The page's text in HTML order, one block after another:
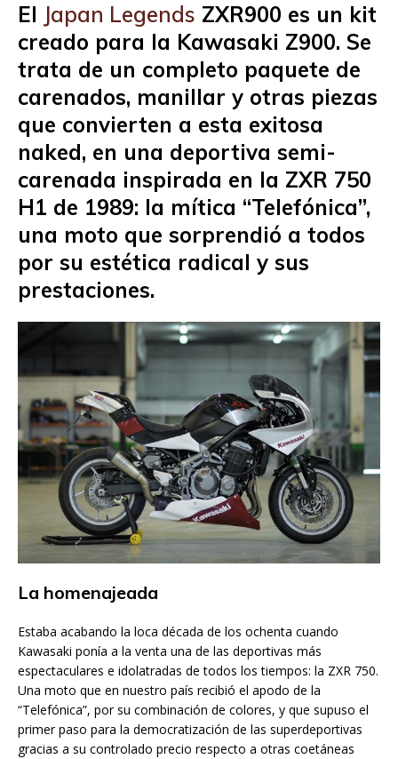
El Japan Legends ZXR900 es un kit
creado para la Kawasaki Z900. Se
trata de un completo paquete de
carenados, manillar y otras piezas
que convierten a esta exitosa
naked, en una deportiva semi-
carenada inspirada en la ZXR 750
H1 de 1989: la mítica “Telefónica”,
una moto que sorprendió a todos
por su estética radical y sus
prestaciones.
La homenajeada
Estaba acabando la loca década de los ochenta cuando
Kawasaki ponía a la venta una de las deportivas más
espectaculares e idolatradas de todos los tiempos: la ZXR 750.
Una moto que en nuestro país recibió el apodo de la
“Telefónica”, por su combinación de colores, y que supuso el
primer paso para la democratización de las superdeportivas
gracias a su controlado precio respecto a otras coetáneas